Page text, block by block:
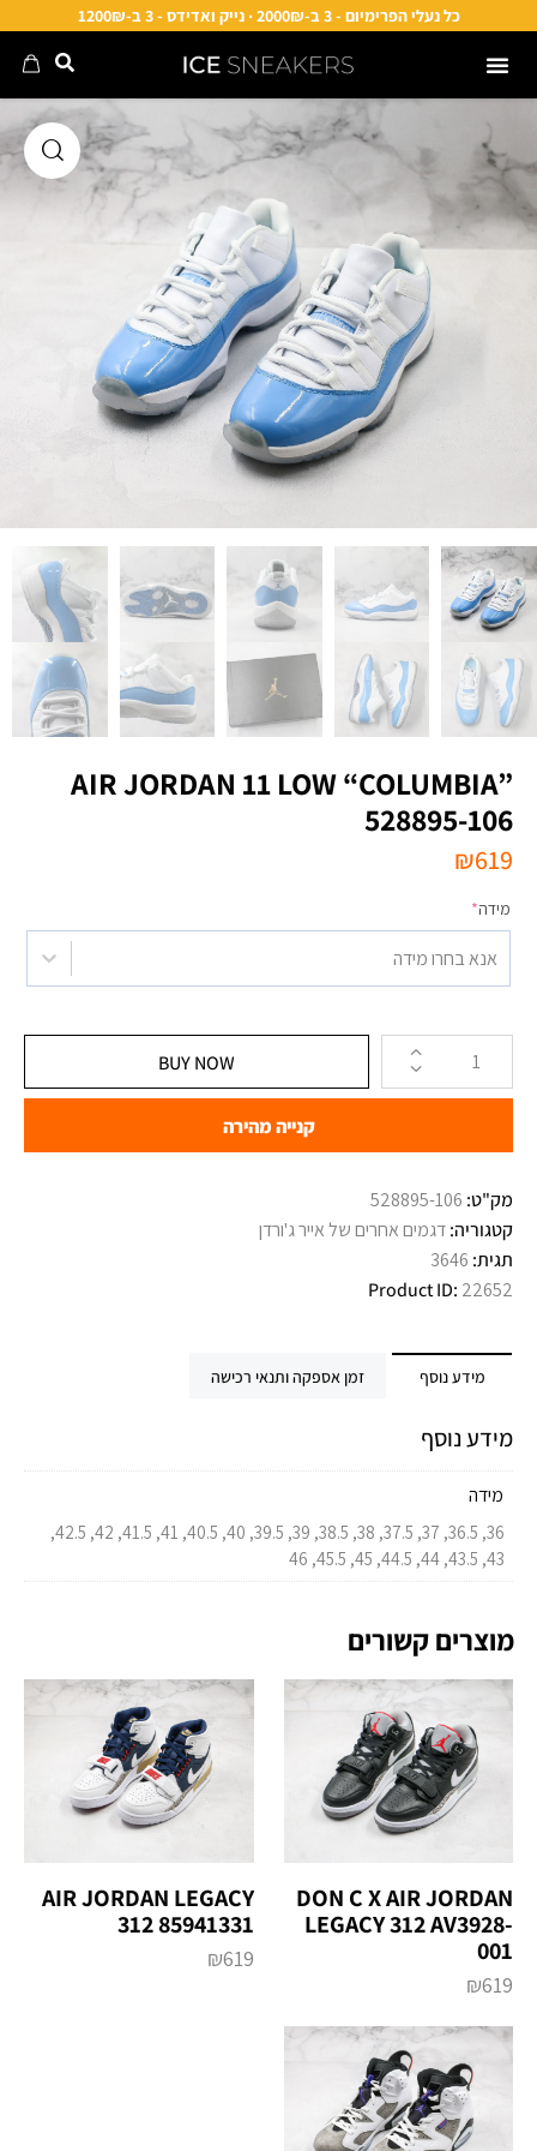
כל נעלי הפרימיום - 3 ב-2000₪ · נייק ואדידס - 3 ב-1200₪
AIR JORDAN 11 LOW “COLUMBIA”
528895-106
₪619
מידה*
אנא בחרו מידה
BUY NOW
קנייה מהירה
מק"ט: 528895-106
קטגוריה:דגמים אחרים של אייר ג'ורדן
תגית: 3646
Product ID: 22652
מידע נוסף זמן אספקה ותנאי רכישה
מידע נוסף
מידה
36, 36.5, 37, 37.5, 38, 38.5, 39, 39.5, 40, 40.5, 41, 41.5, 42, 42.5,
43, 43.5, 44, 44.5, 45, 45.5, 46
מוצרים קשורים
DON C X AIR JORDAN
LEGACY 312 AV3928-
001
₪619
AIR JORDAN LEGACY
312 85941331
₪619